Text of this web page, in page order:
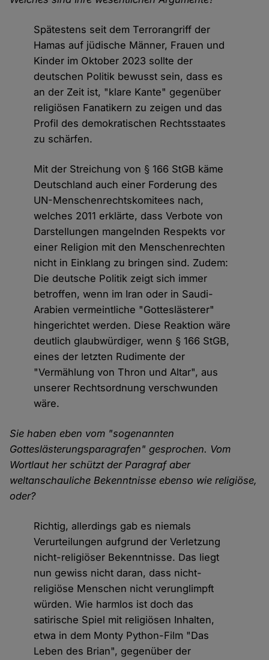
Spätestens seit dem Terrorangriff der
Hamas auf jüdische Männer, Frauen und
Kinder im Oktober 2023 sollte der
deutschen Politik bewusst sein, dass es
an der Zeit ist, "klare Kante" gegenüber
religiösen Fanatikern zu zeigen und das
Profil des demokratischen Rechtsstaates
zu schärfen.
Mit der Streichung von § 166 StGB käme
Deutschland auch einer Forderung des
UN-Menschenrechtskomitees nach,
welches 2011 erklärte, dass Verbote von
Darstellungen mangelnden Respekts vor
einer Religion mit den Menschenrechten
nicht in Einklang zu bringen sind. Zudem:
Die deutsche Politik zeigt sich immer
betroffen, wenn im Iran oder in Saudi-
Arabien vermeintliche "Gotteslästerer"
hingerichtet werden. Diese Reaktion wäre
deutlich glaubwürdiger, wenn § 166 StGB,
eines der letzten Rudimente der
"Vermählung von Thron und Altar", aus
unserer Rechtsordnung verschwunden
wäre.
Sie haben eben vom "sogenannten
Gotteslästerungsparagrafen" gesprochen. Vom
Wortlaut her schützt der Paragraf aber
weltanschauliche Bekenntnisse ebenso wie religiöse,
oder?
Richtig, allerdings gab es niemals
Verurteilungen aufgrund der Verletzung
nicht-religiöser Bekenntnisse. Das liegt
nun gewiss nicht daran, dass nicht-
religiöse Menschen nicht verunglimpft
würden. Wie harmlos ist doch das
satirische Spiel mit religiösen Inhalten,
etwa in dem Monty Python-Film "Das
Leben des Brian", gegenüber der